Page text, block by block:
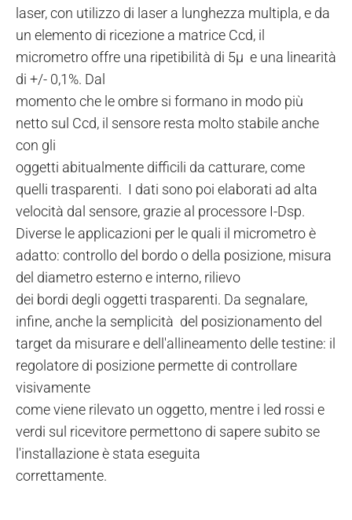
laser, con utilizzo di laser a lunghezza multipla, e da
un elemento di ricezione a matrice Ccd, il
micrometro offre una ripetibilità di 5µ e una linearità
di +/- 0,1%. Dal
momento che le ombre si formano in modo più
netto sul Ccd, il sensore resta molto stabile anche
con gli
oggetti abitualmente difficili da catturare, come
quelli trasparenti. I dati sono poi elaborati ad alta
velocità dal sensore, grazie al processore I-Dsp.
Diverse le applicazioni per le quali il micrometro è
adatto: controllo del bordo o della posizione, misura
del diametro esterno e interno, rilievo
dei bordi degli oggetti trasparenti. Da segnalare,
infine, anche la semplicità del posizionamento del
target da misurare e dell'allineamento delle testine: il
regolatore di posizione permette di controllare
visivamente
come viene rilevato un oggetto, mentre i led rossi e
verdi sul ricevitore permettono di sapere subito se
l'installazione è stata eseguita
correttamente.